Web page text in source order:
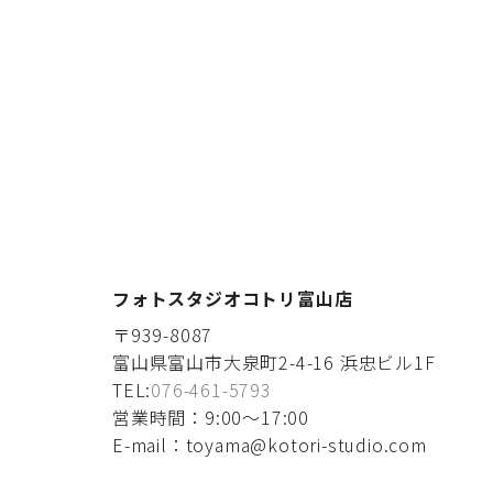
フォトスタジオコトリ富山店
〒939-8087
富山県富山市大泉町2-4-16 浜忠ビル1F
TEL:076-461-5793
営業時間：9:00〜17:00
E-mail：toyama@kotori-studio.com